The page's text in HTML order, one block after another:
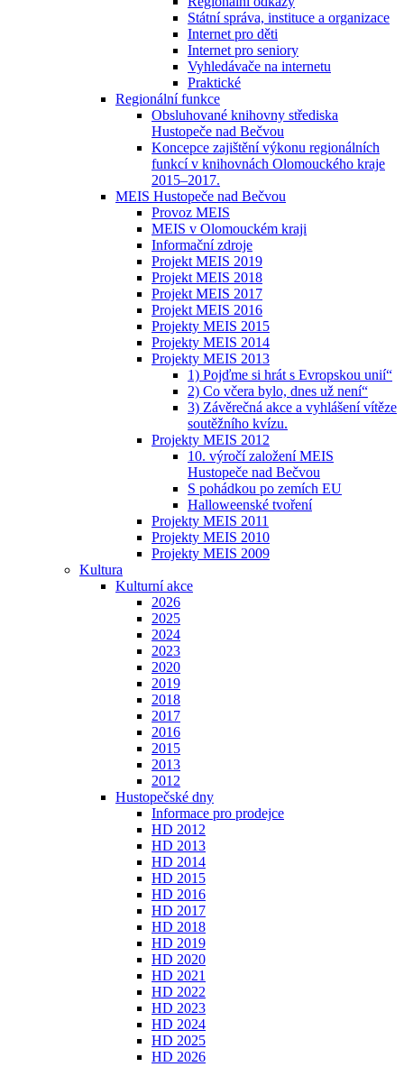
Státní správa, instituce a organizace
Internet pro děti
Internet pro seniory
Vyhledávače na internetu
Praktické
Regionální funkce
Obsluhované knihovny střediska
Hustopeče nad Bečvou
Koncepce zajištění výkonu regionálních
funkcí v knihovnách Olomouckého kraje
2015–2017.
MEIS Hustopeče nad Bečvou
Provoz MEIS
MEIS v Olomouckém kraji
Informační zdroje
Projekt MEIS 2019
Projekt MEIS 2018
Projekt MEIS 2017
Projekt MEIS 2016
Projekty MEIS 2015
Projekty MEIS 2014
Projekty MEIS 2013
1) Pojďme si hrát s Evropskou unií“
2) Co včera bylo, dnes už není“
3) Závěrečná akce a vyhlášení vítěze
soutěžního kvízu.
Projekty MEIS 2012
10. výročí založení MEIS
Hustopeče nad Bečvou
S pohádkou po zemích EU
Halloweenské tvoření
Projekty MEIS 2011
Projekty MEIS 2010
Projekty MEIS 2009
Kultura
Kulturní akce
2026
2025
2024
2023
2020
2019
2018
2017
2016
2015
2013
2012
Hustopečské dny
Informace pro prodejce
HD 2012
HD 2013
HD 2014
HD 2015
HD 2016
HD 2017
HD 2018
HD 2019
HD 2020
HD 2021
HD 2022
HD 2023
HD 2024
HD 2025
HD 2026